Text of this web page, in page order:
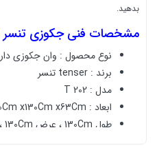
بدهید.
مشخصات فنی جکوزی تنسر TENSER مدل T202
نوع محصول : وان جکوزی دار
برند : tenser تنسر
مدل : 202 T
ابعاد : Cm x130Cm x63Cm
طول 130Cm ، عرض 130Cm ، ارتفاع 63Cm